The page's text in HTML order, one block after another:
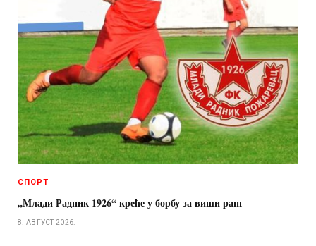
СПОРТ
„Млади Радник 1926“ креће у борбу за виши ранг
8. АВГУСТ 2026.